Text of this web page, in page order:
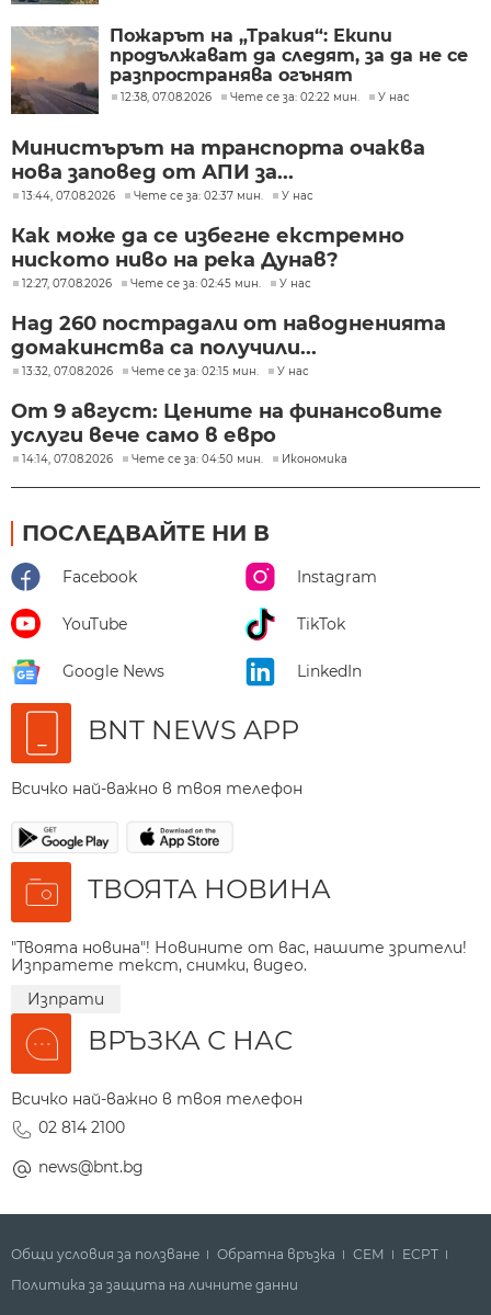
Пожарът на „Тракия“: Екипи
продължават да следят, за да не се
разпространява огънят
12:38, 07.08.2026 Чете се за: 02:22 мин. У нас
Министърът на транспорта очаква
нова заповед от АПИ за...
13:44, 07.08.2026 Чете се за: 02:37 мин. У нас
Как може да се избегне екстремно
ниското ниво на река Дунав?
12:27, 07.08.2026 Чете се за: 02:45 мин. У нас
Над 260 пострадали от наводненията
домакинства са получили...
13:32, 07.08.2026 Чете се за: 02:15 мин. У нас
От 9 август: Цените на финансовите
услуги вече само в евро
14:14, 07.08.2026 Чете се за: 04:50 мин. Икономика
ПОСЛЕДВАЙТЕ НИ В
Facebook Instagram
YouTube TikTok
Google News LinkedIn
BNT NEWS APP
Всичко най-важно в твоя телефон
ТВОЯТА НОВИНА
"Твоята новина"! Новините от вас, нашите зрители!
Изпратете текст, снимки, видео.
Изпрати
ВРЪЗКА С НАС
Всичко най-важно в твоя телефон
02 814 2100
news@bnt.bg
Общи условия за ползване Обратна връзка СЕМ
ECPT
Политика за защита на личните данни